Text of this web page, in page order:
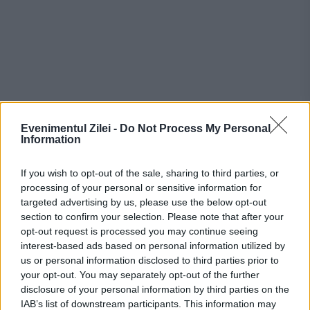
Evenimentul Zilei - Do Not Process My Personal
Information
If you wish to opt-out of the sale, sharing to third parties, or
processing of your personal or sensitive information for
targeted advertising by us, please use the below opt-out
section to confirm your selection. Please note that after your
opt-out request is processed you may continue seeing
interest-based ads based on personal information utilized by
us or personal information disclosed to third parties prior to
your opt-out. You may separately opt-out of the further
disclosure of your personal information by third parties on the
IAB’s list of downstream participants. This information may
era un procuror "vocal" şi se lăuda pe
holurile instanţei că în dosarul RAFO -
Carom "este nenorocire, or să fie
condamnări mai mari decât în RAFO.
Tender a explicat că a încercat două căi